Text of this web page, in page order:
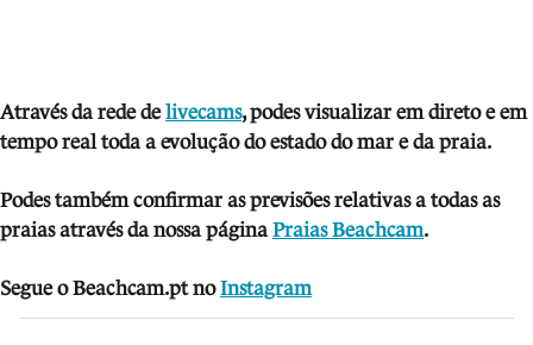
Através da rede delivecams, podes visualizar em direto e em
tempo real toda a evolução do estado do mar e da praia.
Podes também confirmar as previsões relativas a todas as
praias através da nossa páginaPraias Beachcam.
Segue o Beachcam.pt no Instagram